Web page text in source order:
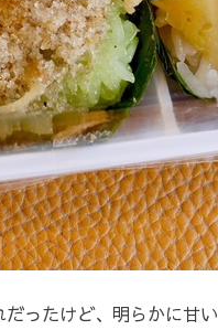
ったけど、明らかに